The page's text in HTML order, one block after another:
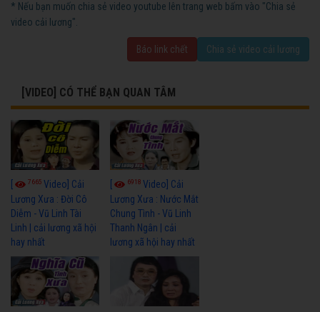
* Nếu bạn muốn chia sẻ video youtube lên trang web bấm vào "Chia sẻ
video cải lương".
Báo link chết Chia sẻ video cải lương
[VIDEO] CÓ THỂ BẠN QUAN TÂM
7665 Video] Cải
Lương Xưa : Đời Cô
Diễm - Vũ Linh Tài
Linh | cải lương xã hội
hay nhất
6918Video] Cải
Lương Xưa : Nước Mắt
Chung Tình - Vũ Linh
Thanh Ngân | cải
lương xã hội hay nhất